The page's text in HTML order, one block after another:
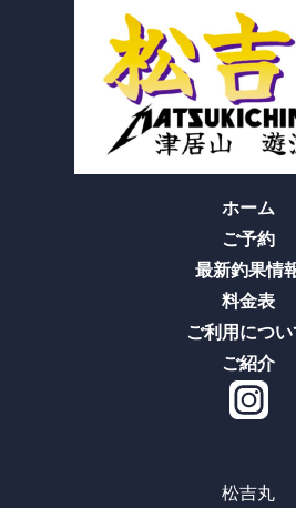
ホーム
ご予約
最新釣果情
料金表
ご利用につ
ご紹介
松吉丸